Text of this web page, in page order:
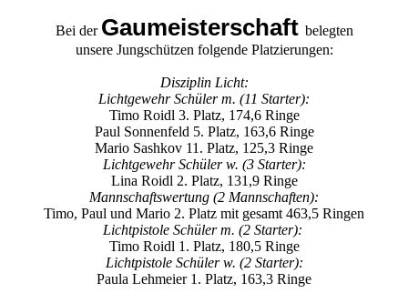
Bei der Gaumeisterschaft belegten
unsere Jungschützen folgende Platzierungen:
Disziplin Licht:
Lichtgewehr Schüler m. (11 Starter):
Timo Roidl 3. Platz, 174,6 Ringe
Paul Sonnenfeld 5. Platz, 163,6 Ringe
Mario Sashkov 11. Platz, 125,3 Ringe
Lichtgewehr Schüler w. (3 Starter):
Lina Roidl 2. Platz, 131,9 Ringe
Mannschaftswertung (2 Mannschaften):
Timo, Paul und Mario 2. Platz mit gesamt 463,5 Ringen
Lichtpistole Schüler m. (2 Starter):
Timo Roidl 1. Platz, 180,5 Ringe
Lichtpistole Schüler w. (2 Starter):
Paula Lehmeier 1. Platz, 163,3 Ringe